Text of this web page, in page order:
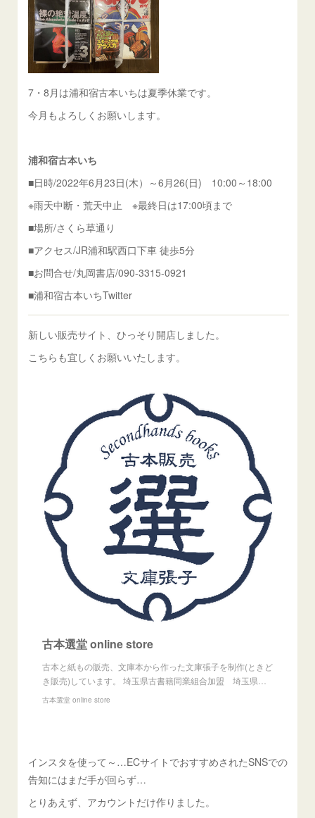
7・8月は浦和宿古本いちは夏季休業です。
今月もよろしくお願いします。
浦和宿古本いち
■日時/2022年6月23日(木）～6月26(日) 10:00～18:00
※雨天中断・荒天中止 ※最終日は17:00頃まで
■場所/さくら草通り
■アクセス/JR浦和駅西口下車 徒歩5分
■お問合せ/丸岡書店/090-3315-0921
■浦和宿古本いちTwitter
新しい販売サイト、ひっそり開店しました。
こちらも宜しくお願いいたします。
古本選堂 online store
古本と紙もの販売、文庫本から作った文庫張子を制作(ときど
き販売)しています。 埼玉県古書籍同業組合加盟 埼玉県…
古本選堂 online store
インスタを使って～…ECサイトでおすすめされたSNSでの
告知にはまだ手が回らず…
とりあえず、アカウントだけ作りました。